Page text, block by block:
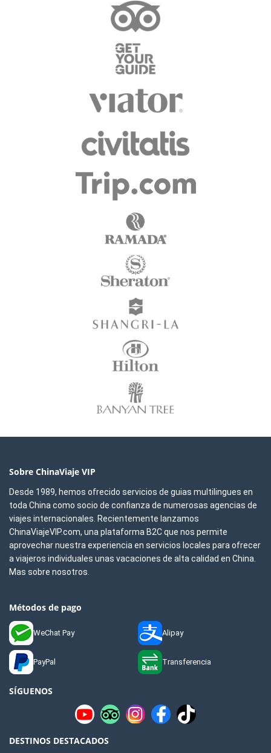
Sobre ChinaViaje VIP
Desde 1989, hemos ofrecido servicios de guias multilingues en
toda China como socio de confianza de numerosas agencias de
viajes internacionales. Recientemente lanzamos
ChinaViajeVIP.com, una plataforma B2C que nos permite
aprovechar nuestra experiencia en servicios locales para ofrecer
a viajeros individuales unas vacaciones de alta calidad en China.
Mas sobre nosotros.
Métodos de pago
WeChat Pay Alipay
PayPal Transferencia
SÍGUENOS
DESTINOS DESTACADOS